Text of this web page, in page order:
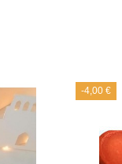
-4,00 €